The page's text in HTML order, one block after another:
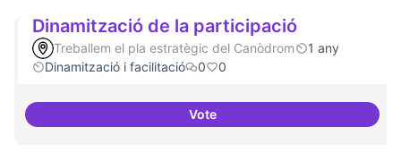
Dinamització de la participació
Treballem el pla estratègic del Canòdrom
1 any
Dinamització i facilitació
0 0
VoteDinamització de la participació